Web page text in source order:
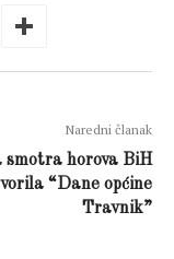
Naredni članak
smotra horova BiH
“Dane općine
Travnik”